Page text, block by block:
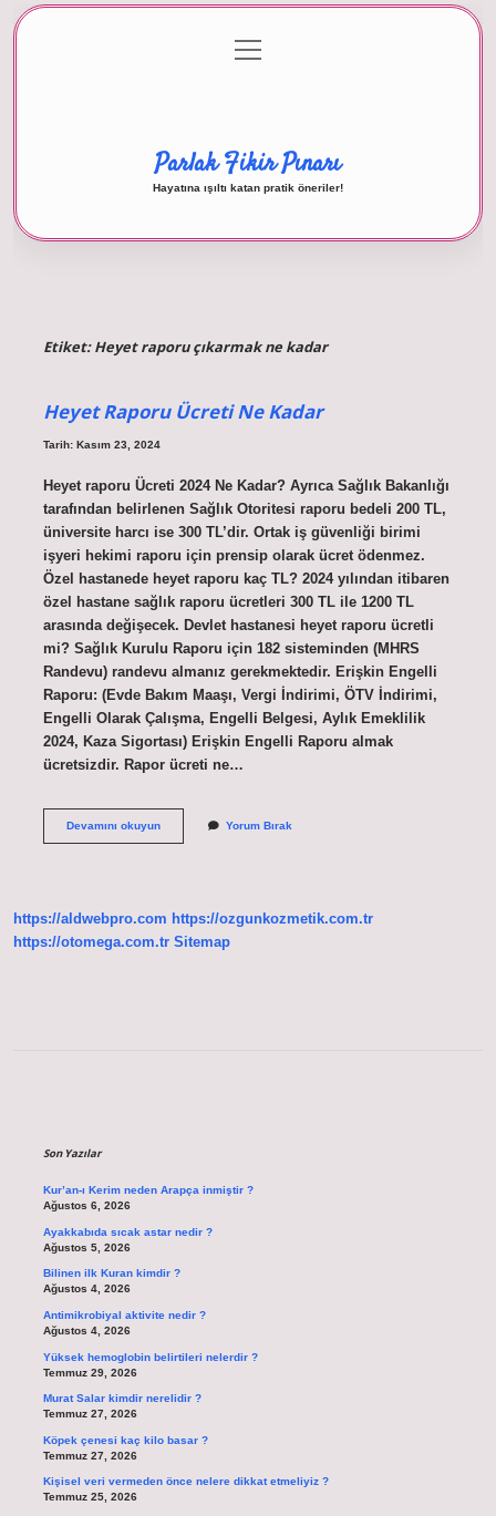
Gizlilik Politikası
menüyü
aç
Parlak Fikir Pınarı
Hayatına ışıltı katan pratik öneriler!
Etiket:Heyet raporu çıkarmak ne kadar
Heyet Raporu Ücreti Ne Kadar
Tarih: Kasım 23, 2024
Heyet raporu Ücreti 2024 Ne Kadar? Ayrıca Sağlık Bakanlığı
tarafından belirlenen Sağlık Otoritesi raporu bedeli 200 TL,
üniversite harcı ise 300 TL’dir. Ortak iş güvenliği birimi
işyeri hekimi raporu için prensip olarak ücret ödenmez.
Özel hastanede heyet raporu kaç TL? 2024 yılından itibaren
özel hastane sağlık raporu ücretleri 300 TL ile 1200 TL
arasında değişecek. Devlet hastanesi heyet raporu ücretli
mi? Sağlık Kurulu Raporu için 182 sisteminden (MHRS
Randevu) randevu almanız gerekmektedir. Erişkin Engelli
Raporu: (Evde Bakım Maaşı, Vergi İndirimi, ÖTV İndirimi,
Engelli Olarak Çalışma, Engelli Belgesi, Aylık Emeklilik
2024, Kaza Sigortası) Erişkin Engelli Raporu almak
ücretsizdir. Rapor ücreti ne…
Devamını okuyunHeyet
Yorum Bırak
https://aldwebpro.com https://ozgunkozmetik.com.tr
https://otomega.com.tr Sitemap
Son Yazılar
Kur’an-ı Kerim neden Arapça inmiştir ?
Ağustos 6, 2026
Ayakkabıda sıcak astar nedir ?
Ağustos 5, 2026
Bilinen ilk Kuran kimdir ?
Ağustos 4, 2026
Antimikrobiyal aktivite nedir ?
Ağustos 4, 2026
Yüksek hemoglobin belirtileri nelerdir ?
Temmuz 29, 2026
Murat Salar kimdir nerelidir ?
Temmuz 27, 2026
Köpek çenesi kaç kilo basar ?
Temmuz 27, 2026
Kişisel veri vermeden önce nelere dikkat etmeliyiz ?
Temmuz 25, 2026